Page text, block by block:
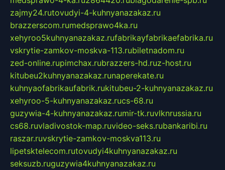
zajmy24.rutovudyi-4-kuhnyanazakaz.ru
brazzerscom.rumedsprawo4ka.ru
xehyroo5kuhnyanazakaz.rufabrikayfabrikaefabrika.ru
vskrytie-zamkov-moskva-113.rubiletnadom.ru
zed-online.rupimchax.rubrazzers-hd.ruz-host.ru
kitubeu2kuhnyanazakaz.runaperekate.ru
kuhnyaofabrikaufabrik.rukitubeu-2-kuhnyanazakaz.ru
xehyroo-5-kuhnyanazakaz.rucs-68.ru
guzywia-4-kuhnyanazakaz.rumir-tk.ruvlknrussia.ru
cs68.ruvladivostok-map.ruvideo-seks.rubankaribi.ru
raszar.ruvskrytie-zamkov-moskva113.ru
lipetsktelecom.rutovudyi4kuhnyanazakaz.ru
seksuzb.ruguzywia4kuhnyanazakaz.ru